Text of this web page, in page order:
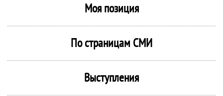
Моя позиция
По страницам СМИ
Выступления